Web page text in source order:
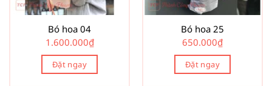
Bó hoa 04
1.600.000₫
Đặt ngay
Bó hoa 25
650.000₫
Đặt ngay